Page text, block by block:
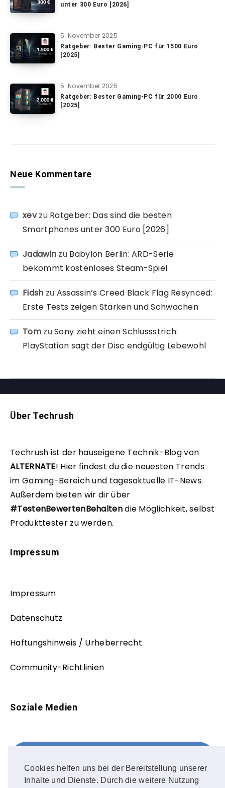
Cookies helfen uns bei der Bereitstellung unserer
Inhalte und Dienste. Durch die weitere Nutzung
unter 300 Euro [2026]
5. November 2025
Ratgeber: Bester Gaming-PC für 1500 Euro
[2025]
5. November 2025
Ratgeber: Bester Gaming-PC für 2000 Euro
[2025]
Neue Kommentare
xevzu Ratgeber: Das sind die besten
Smartphones unter 300 Euro [2026]
Jadawin zu Babylon Berlin: ARD-Serie
bekommt kostenloses Steam-Spiel
Fidsh zu Assassin’s Creed Black Flag Resynced:
Erste Tests zeigen Stärken und Schwächen
TomzuSony zieht einen Schlussstrich:
PlayStation sagt der Disc endgültig Lebewohl
Über Techrush
Techrush ist der hauseigene Technik-Blog von
ALTERNATE! Hier findest du die neuesten Trends
im Gaming-Bereich und tagesaktuelle IT-News.
Außerdem bieten wir dir über
#TestenBewertenBehaltendie Möglichkeit, selbst
Produkttester zu werden.
Impressum
Impressum
Datenschutz
Haftungshinweis / Urheberrecht
Community-Richtlinien
Soziale Medien
FOLLOW ME!